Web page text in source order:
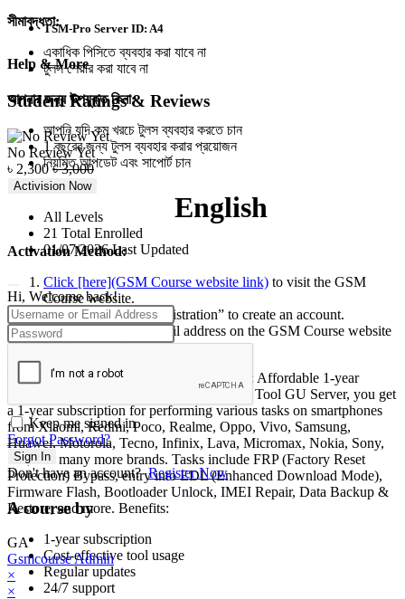
সীমাবদ্ধতা:
একাধিক পিসিতে ব্যবহার করা যাবে না
টুলস শেয়ার করা যাবে না
আপনার জন্য উপযুক্ত কিনা:
আপনি যদি কম খরচে টুলস ব্যবহার করতে চান
1 বছরের জন্য টুলস ব্যবহার করার প্রয়োজন
নিয়মিত আপডেট এবং সাপোর্ট চান
English
Activation Method:
Click [here](GSM Course website link) to visit the GSM
Course website.
Click on “Student Registration” to create an account.
Use the registered email address on the GSM Course website
to place an order.
TSM-Pro GU Server 12-Month Activation: Affordable 1-year
mobile servicing solution By using Unlock Tool GU Server, you get
a 1-year subscription for performing various tasks on smartphones
from Xiaomi, Redmi, Poco, Realme, Oppo, Vivo, Samsung,
Huawei, Motorola, Tecno, Infinix, Lava, Micromax, Nokia, Sony,
LG, and many more brands. Tasks include FRP (Factory Reset
Protection) Bypass, entry into EDL (Enhanced Download Mode),
Firmware Flash, Bootloader Unlock, IMEI Repair, Data Backup &
Restore, and more. Benefits:
1-year subscription
Cost-effective tool usage
Regular updates
24/7 support
TSM-Pro Server ID: A4
Help & More
Student Ratings & Reviews
No Review Yet
৳ 2,300 ৳3,000
Activision Now
All Levels
21 Total Enrolled
01/07/2026 Last Updated
Hi, Welcome back!
Keep me signed in
Forgot Password?
Sign In
Don't have an account?Register Now
A course by
GA
Gsmcourse Admin
×
×